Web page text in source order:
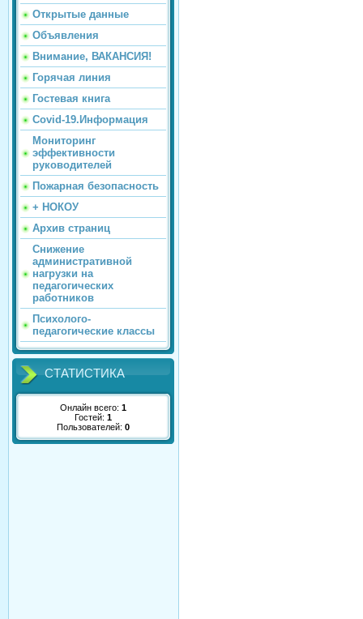
Открытые данные
Объявления
Внимание, ВАКАНСИЯ!
Горячая линия
Гостевая книга
Covid-19.Информация
Мониторинг
эффективности
руководителей
Пожарная безопасность
+ НОКОУ
Архив страниц
Снижение
административной
нагрузки на
педагогических
работников
Психолого-
педагогические классы
СТАТИСТИКА
Онлайн всего: 1
Гостей: 1
Пользователей: 0